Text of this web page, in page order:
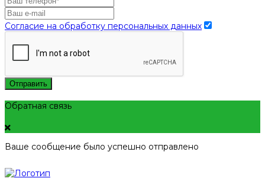
Согласие на обработку персональных данных
Отправить
Обратная связь
Ваше сообщение было успешно отправлено